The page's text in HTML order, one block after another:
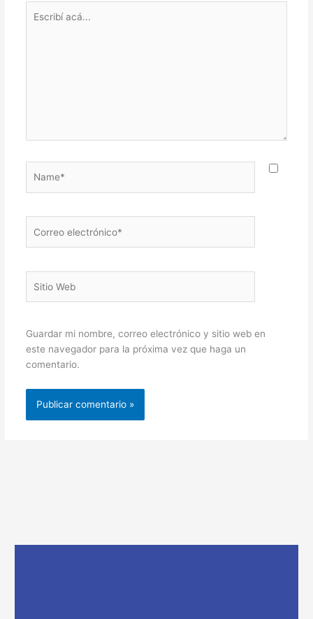
acá...
electrónico*
Web
Guardar mi nombre, correo electrónico y sitio web en
este navegador para la próxima vez que haga un
comentario.